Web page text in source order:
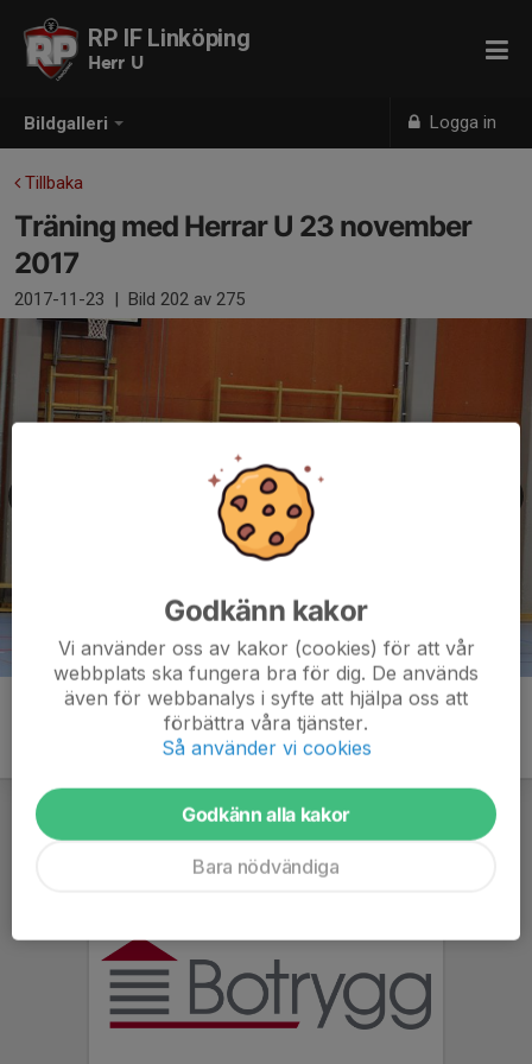
Bildgalleri Logga in
RP IF Linköping
Herr U
Tillbaka
Träning med Herrar U 23 november
2017
2017-11-23 | Bild 202 av 275
Godkänn kakor
Vi använder oss av kakor (cookies) för att vår
webbplats ska fungera bra för dig. De används
även för webbanalys i syfte att hjälpa oss att
förbättra våra tjänster.
Så använder vi cookies
Godkänn alla kakor
Bara nödvändiga